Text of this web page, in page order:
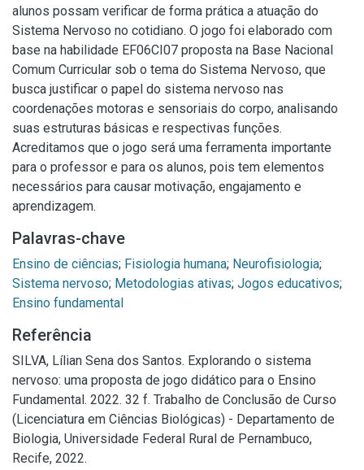
alunos possam verificar de forma prática a atuação do
Sistema Nervoso no cotidiano. O jogo foi elaborado com
base na habilidade EF06CI07 proposta na Base Nacional
Comum Curricular sob o tema do Sistema Nervoso, que
busca justificar o papel do sistema nervoso nas
coordenações motoras e sensoriais do corpo, analisando
suas estruturas básicas e respectivas funções.
Acreditamos que o jogo será uma ferramenta importante
para o professor e para os alunos, pois tem elementos
necessários para causar motivação, engajamento e
aprendizagem.
Palavras-chave
Ensino de ciências; Fisiologia humana; Neurofisiologia;
Sistema nervoso; Metodologias ativas; Jogos educativos;
Ensino fundamental
Referência
SILVA, Lílian Sena dos Santos. Explorando o sistema
nervoso: uma proposta de jogo didático para o Ensino
Fundamental. 2022. 32 f. Trabalho de Conclusão de Curso
(Licenciatura em Ciências Biológicas) - Departamento de
Biologia, Universidade Federal Rural de Pernambuco,
Recife, 2022.